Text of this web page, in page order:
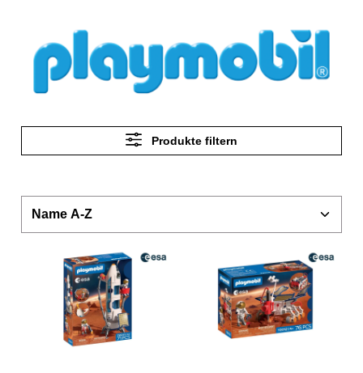
Produkte filtern